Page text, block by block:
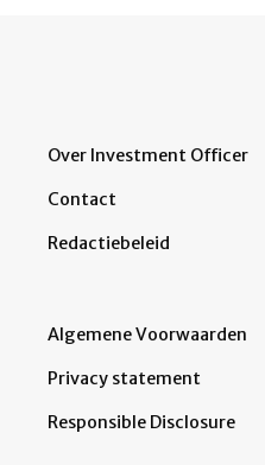
Over Investment Officer
Contact
Redactiebeleid
Algemene Voorwaarden
Privacy statement
Responsible Disclosure